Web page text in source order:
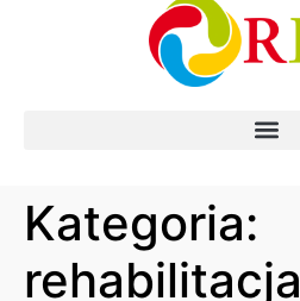
Kategoria:
rehabilitacja